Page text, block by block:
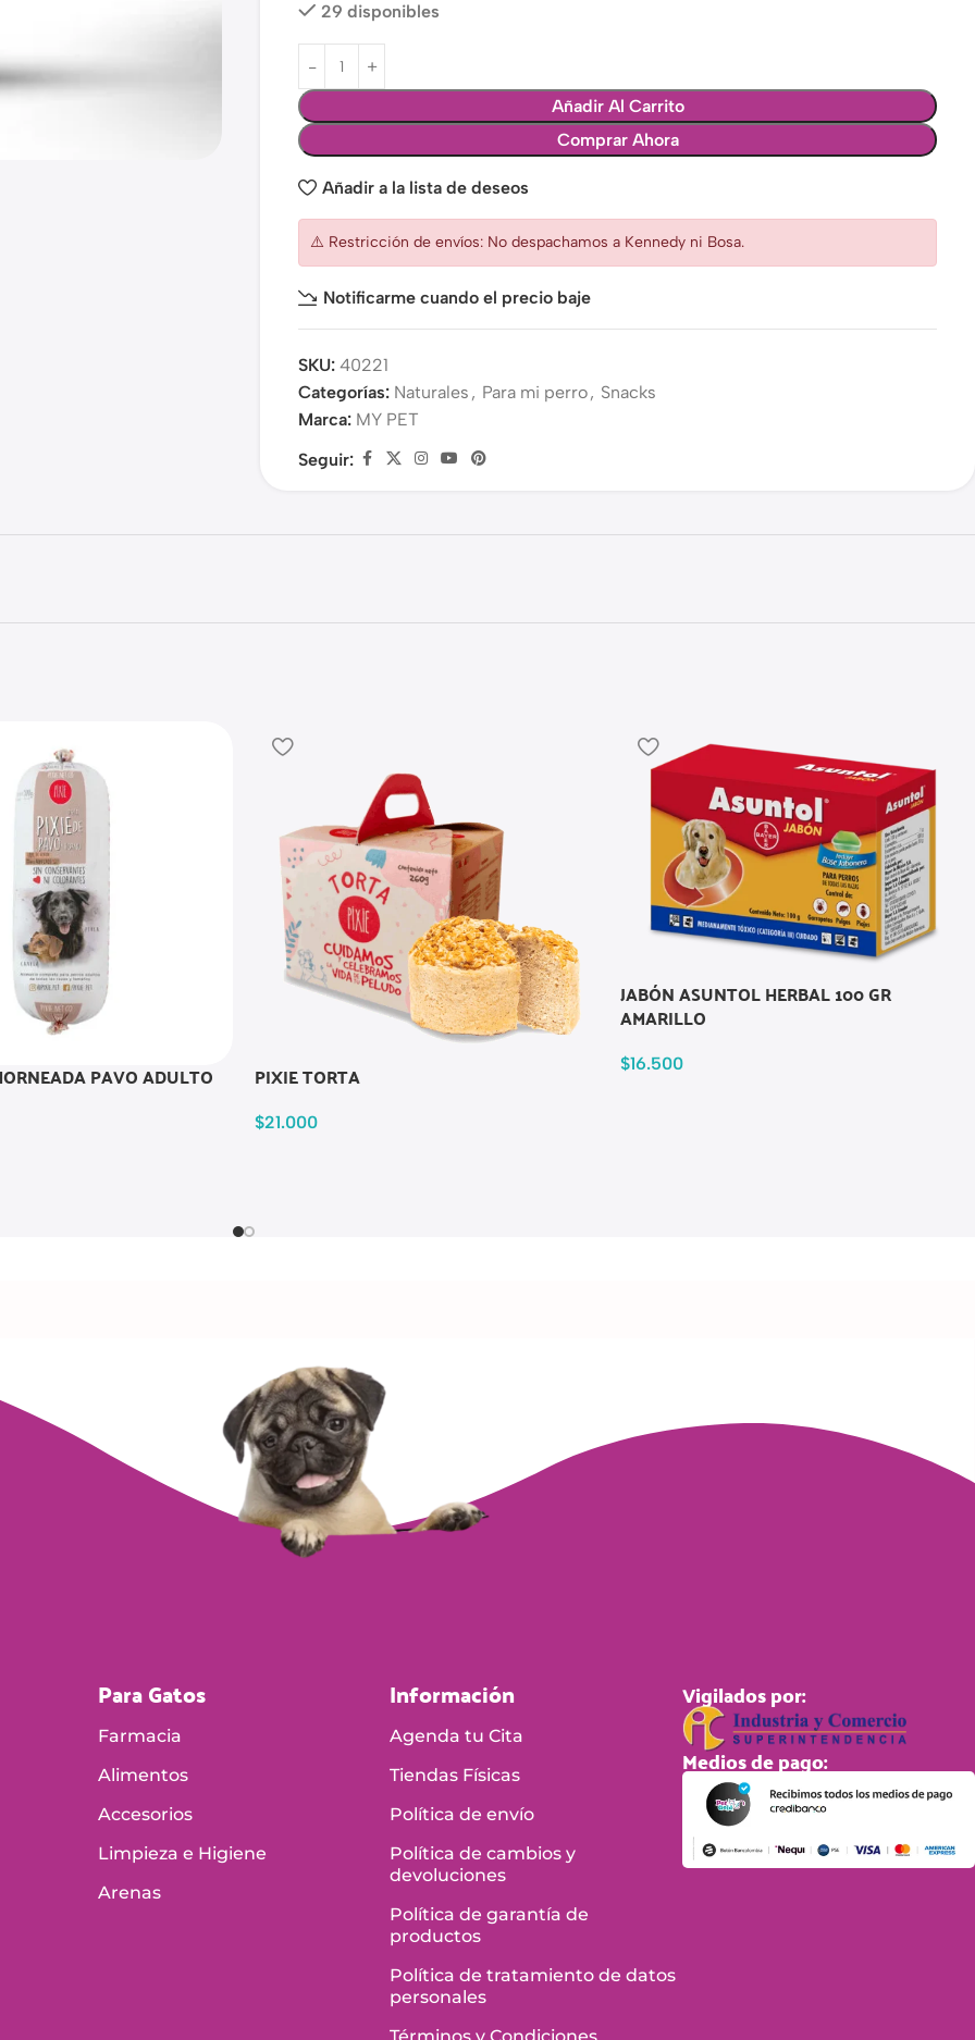
29 disponibles
Añadir Al Carrito
Comprar Ahora
Añadir a la lista de deseos
⚠️ Restricción de envíos: No despachamos a Kennedy ni Bosa.
Notificarme cuando el precio baje
SKU: 40221
Categorías: Naturales , Para mi perro, Snacks
Marca: MY PET
Seguir:
PAVO ADULTO PIXIE TORTA
$21.000
JABÓN ASUNTOL HERBAL 100 GR
AMARILLO
$16.500
Para Gatos
Farmacia
Alimentos
Accesorios
Limpieza e Higiene
Arenas
Información
Agenda tu Cita
Tiendas Físicas
Política de envío
Política de cambios y
devoluciones
Política de garantía de
productos
Política de tratamiento de datos
personales
Vigilados por:
Medios de pago: